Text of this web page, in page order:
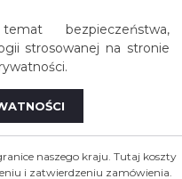
bezpieczeństwa,
strosowanej na stronie
naszego kraju. Tutaj koszty
i zatwierdzeniu zamówienia.